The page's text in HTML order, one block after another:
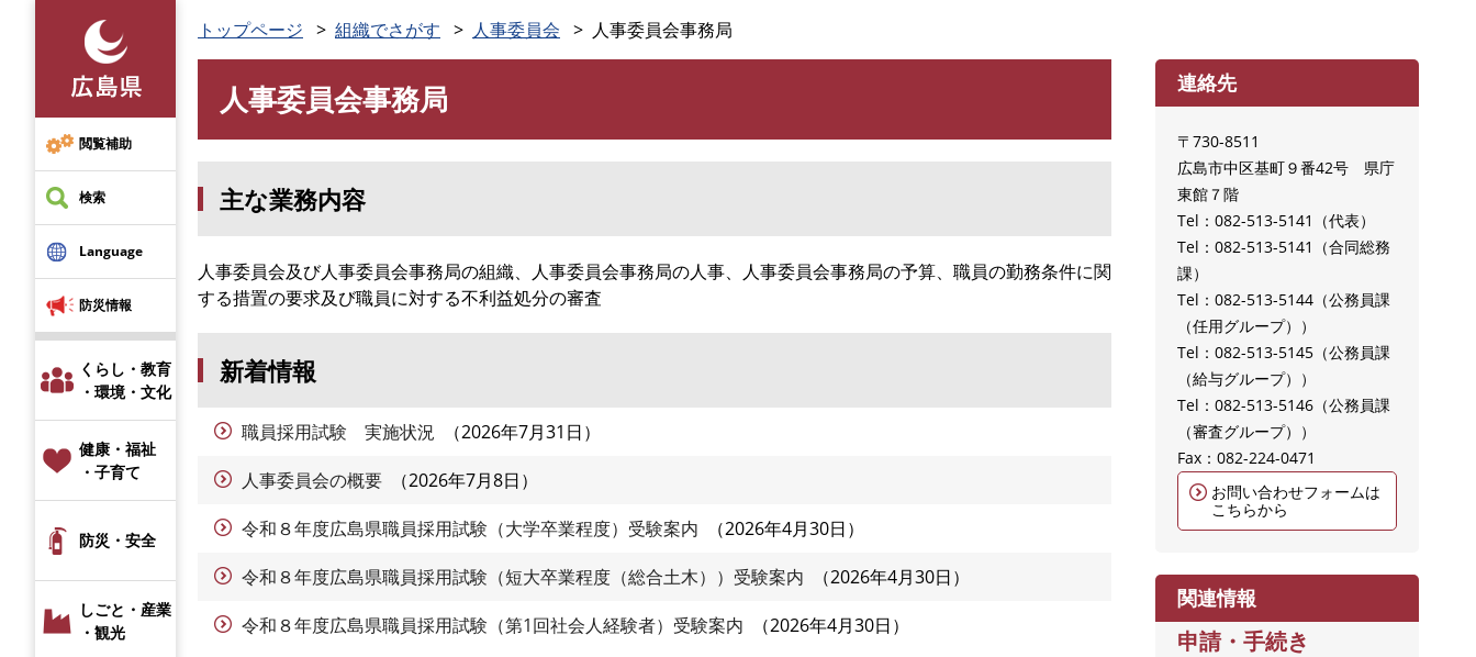
先
頭
で
す
。
閲覧補助
検索
Language
防災情報
くらし・教育
・環境・文化
健康・福祉
・子育て
防災・安全
しごと・産業
・観光
トップページ 組織でさがす 人事委員会 人事委員会事務局
人事委員会事務局
主な業務内容
人事委員会及び人事委員会事務局の組織、人事委員会事務局の人事、人事委員会事務局の予算、職員の勤務条件に関
する措置の要求及び職員に対する不利益処分の審査
新着情報
職員採用試験 実施状況
2026年7月31日
人事委員会の概要
2026年7月8日
令和８年度広島県職員採用試験（大学卒業程度）受験案内
2026年4月30日
令和８年度広島県職員採用試験（短大卒業程度（総合土木））受験案内
2026年4月30日
令和８年度広島県職員採用試験（第1回社会人経験者）受験案内
2026年4月30日
連絡先
〒730-8511
広島市中区基町９番42号 県庁
東館７階
Tel：082-513-5141
代表
Tel：082-513-5141
合同総務
課
Tel：082-513-5144
公務員課
（任用グループ）
Tel：082-513-5145
公務員課
（給与グループ）
Tel：082-513-5146
公務員課
（審査グループ）
Fax：082-224-0471
お問い合わせフォームは
こちらから
関連情報
申請・手続き